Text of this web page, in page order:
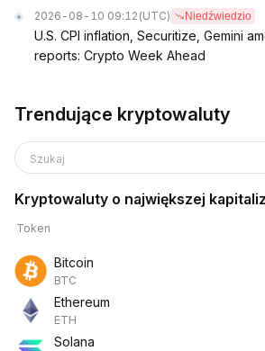
2026-08-10 09:12 (UTC) Niedźwiedzio
U.S. CPI inflation, Securitize, Gemini
reports: Crypto Week Ahead
Trendujące kryptowaluty
Szukaj
Kryptowaluty o największej
Token
Bitcoin
BTC
Ethereum
ETH
Solana